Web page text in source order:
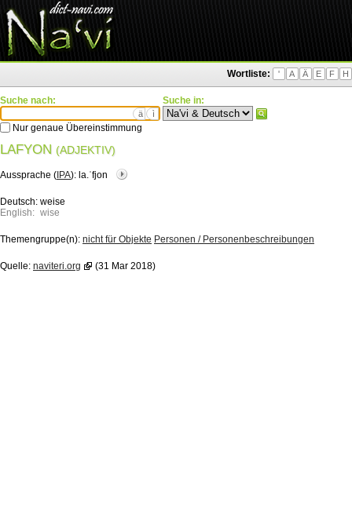
Wortliste: ' A Ä E F H
Suche nach:
ä ì
Nur genaue Übereinstimmung
Suche in:
LAFYON (ADJEKTIV)
Aussprache ( IPA): la.ˈfjon
Deutsch: weise
English: wise
Themengruppe(n): nicht für Objekte Personen / Personenbeschreibungen
Quelle: naviteri.org (31 Mar 2018)